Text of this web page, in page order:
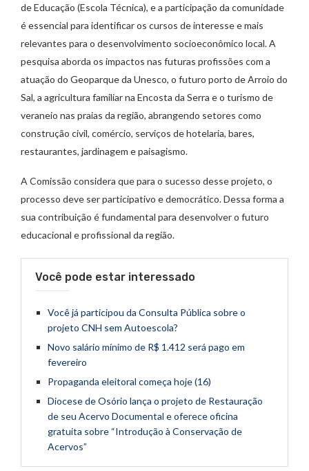
de Educação (Escola Técnica), e a participação da comunidade
é essencial para identificar os cursos de interesse e mais
relevantes para o desenvolvimento socioeconômico local. A
pesquisa aborda os impactos nas futuras profissões com a
atuação do Geoparque da Unesco, o futuro porto de Arroio do
Sal, a agricultura familiar na Encosta da Serra e o turismo de
veraneio nas praias da região, abrangendo setores como
construção civil, comércio, serviços de hotelaria, bares,
restaurantes, jardinagem e paisagismo.
A Comissão considera que para o sucesso desse projeto, o
processo deve ser participativo e democrático. Dessa forma a
sua contribuição é fundamental para desenvolver o futuro
educacional e profissional da região.
Você pode estar interessado
Você já participou da Consulta Pública sobre o
projeto CNH sem Autoescola?
Novo salário mínimo de R$ 1.412 será pago em
fevereiro
Propaganda eleitoral começa hoje (16)
Diocese de Osório lança o projeto de Restauração
de seu Acervo Documental e oferece oficina
gratuita sobre “Introdução à Conservação de
Acervos”